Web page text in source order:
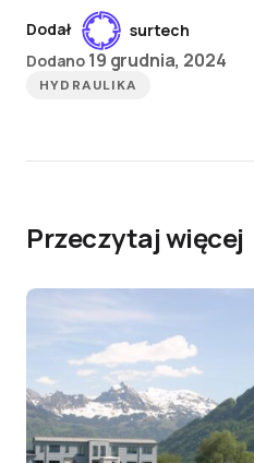
Dodał
surtech
Dodano 19 grudnia, 2024
HYDRAULIKA
Przeczytaj więcej